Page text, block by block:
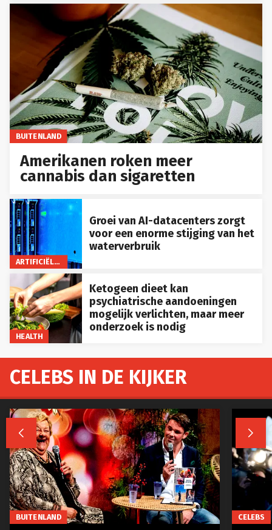
BUITENLAND
Amerikanen roken meer
cannabis dan sigaretten
ARTIFICIËLE INTELLIGENTIE
Groei van AI-datacenters zorgt
voor een enorme stijging van het
waterverbruik
HEALTH
Ketogeen dieet kan
psychiatrische aandoeningen
mogelijk verlichten, maar meer
onderzoek is nodig
CELEBS IN DE KIJKER
 
BUITENLAND CELEBS